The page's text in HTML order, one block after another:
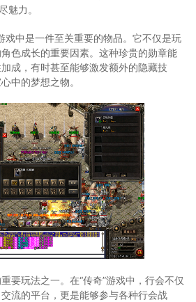
魅力。
戏中是一件至关重要的物品。它不仅是玩
色成长的重要因素。这种珍贵的勋章能
成，有时甚至能够激发额外的隐藏技
中的梦想之物。
要玩法之一。在“传奇”游戏中，行会不仅
流的平台，更是能够参与各种行会战